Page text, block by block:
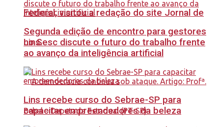
Federal, visitou a redação do site Jornal de
Lins.
Segunda edição de encontro para gestores
no Sesc discute o futuro do trabalho frente
ao avanço da inteligência artificial
Lins recebe curso do Sebrae-SP para
capacitar empreendedores da beleza